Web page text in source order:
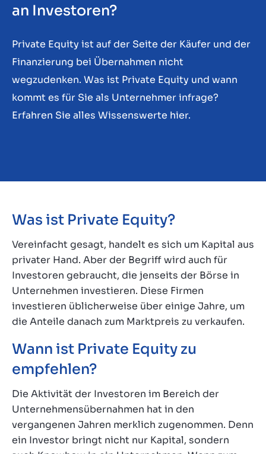
an Investoren?
Private Equity ist auf der Seite der Käufer und der
Finanzierung bei Übernahmen nicht
wegzudenken. Was ist Private Equity und wann
kommt es für Sie als Unternehmer infrage?
Erfahren Sie alles Wissenswerte hier.
Was ist Private Equity?
Vereinfacht gesagt, handelt es sich um Kapital aus
privater Hand. Aber der Begriff wird auch für
Investoren gebraucht, die jenseits der Börse in
Unternehmen investieren. Diese Firmen
investieren üblicherweise über einige Jahre, um
die Anteile danach zum Marktpreis zu verkaufen.
Wann ist Private Equity zu
empfehlen?
Die Aktivität der Investoren im Bereich der
Unternehmensübernahmen hat in den
vergangenen Jahren merklich zugenommen. Denn
ein Investor bringt nicht nur Kapital, sondern